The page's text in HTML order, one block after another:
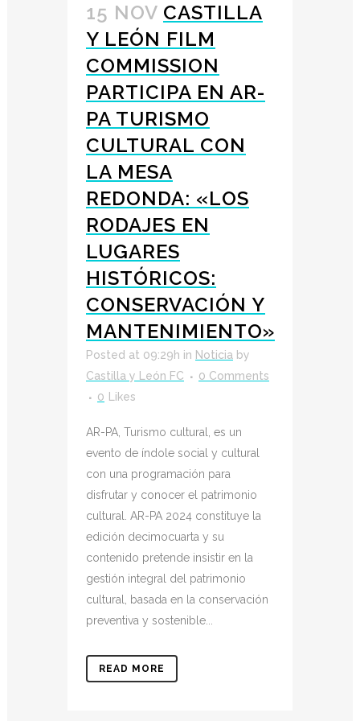
15 NOV CASTILLA
Y LEÓN FILM
COMMISSION
PARTICIPA EN AR-
PA TURISMO
CULTURAL CON
LA MESA
REDONDA: «LOS
RODAJES EN
LUGARES
HISTÓRICOS:
CONSERVACIÓN Y
MANTENIMIENTO»
Posted at 09:29h in Noticia by
Castilla y León FC
0 Comments
0
Likes
AR-PA, Turismo cultural, es un
evento de índole social y cultural
con una programación para
disfrutar y conocer el patrimonio
cultural. AR-PA 2024 constituye la
edición decimocuarta y su
contenido pretende insistir en la
gestión integral del patrimonio
cultural, basada en la conservación
preventiva y sostenible...
READ MORE